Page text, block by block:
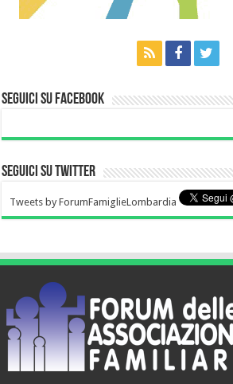
Seguici su Facebook
Seguici su Twitter
Tweets by ForumFamiglieLombardia